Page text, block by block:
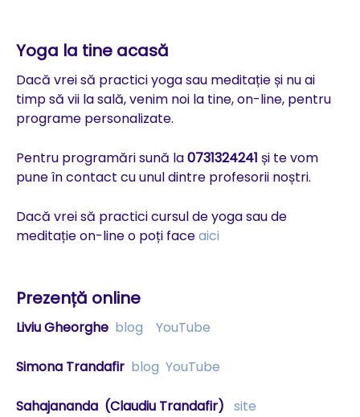
Yoga la tine acasă
Dacă vrei să practici yoga sau meditație și nu ai
timp să vii la sală, venim noi la tine, on-line, pentru
programe personalizate.
Pentru programări sună la0731324241 și te vom
pune în contact cu unul dintre profesorii noștri.
Dacă vrei să practici cursul de yoga sau de
meditație on-line o poți faceaici
Prezență online
Liviu Gheorghe blog YouTube
Simona Trandafir blog YouTube
Sahajananda (Claudiu Trandafir) site